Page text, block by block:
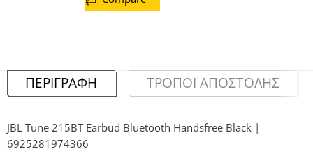
ΠΕΡΙΓΡΑΦΉ ΤΡΌΠΟΙ ΑΠΟΣΤΟΛΉΣ
JBL Tune 215BT Earbud Bluetooth Handsfree Black |
6925281974366